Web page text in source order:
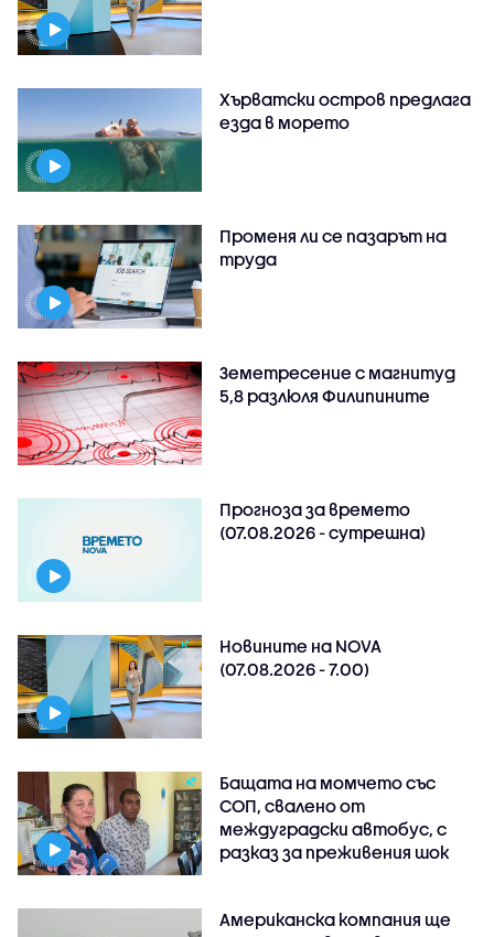
Хърватски остров предлага
езда в морето
Променя ли се пазарът на
труда
Земетресение с магнитуд
5,8 разлюля Филипините
Прогноза за времето
(07.08.2026 - сутрешна)
Новините на NOVA
(07.08.2026 - 7.00)
Бащата на момчето със
СОП, свалено от
междуградски автобус, с
разказ за преживения шок
Американска компания ще